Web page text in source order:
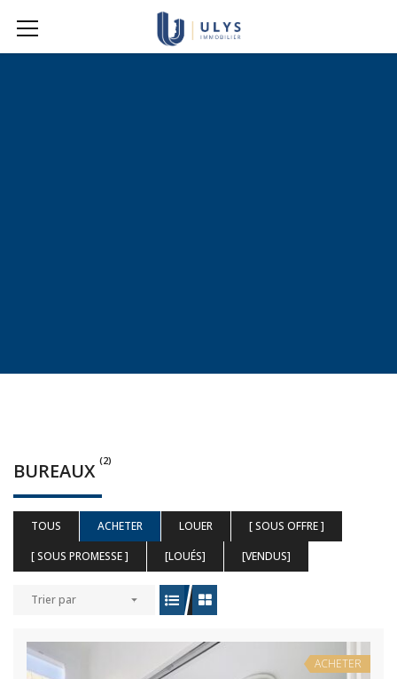
BUREAUX (2)
TOUS ACHETER LOUER
[ SOUS OFFRE ]
[ SOUS PROMESSE ]
[LOUÉS] [VENDUS]
Trier par
ACHETER